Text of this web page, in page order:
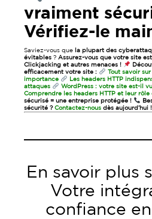
vraiment
Vérifiez-le
Saviez-vous que la plupart des
évitables ? Assurez-vous que votre site
Clickjacking et autres menaces !
efficacement votre site :
Tout savoir
importance
Les headers HTTP
attaques
WordPress : votre site est-il
Comprendre les headers HTTP et leur
sécurisé = une entreprise protégée !
sécurité ?Contactez-nous dès aujourd’hui !
En savoir plus
Votre
confiance